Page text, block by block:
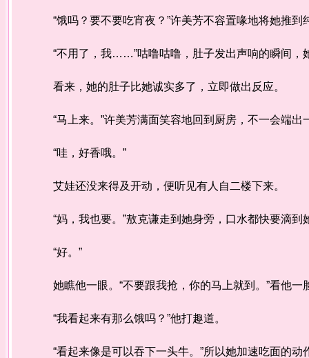
“饿吗？要不要吃宵夜？”许美芳不容置喙地将她推到
“不用了，我……”咕噜咕噜，肚子发出声响的瞬间，她
看来，她的肚子比她诚实多了，立即做出反应。
“马上来。”许美芳满面笑容地回到厨房，不一会端出
“哇，好香哦。”
艾娃还没来得及开动，便听见有人自二楼下来。
“妈，我也要。”敖克谦走到她身旁，口水都快要滴到
“好。”
她瞧他一眼。“不要跟我抢，你的马上就到。”看他一
“我看起来有那么饿吗？”他打趣道。
“看起来像是可以吞下一头牛。”所以她加速吃面的动